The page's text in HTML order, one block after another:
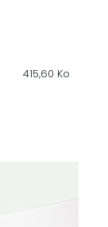
415,60 Ko